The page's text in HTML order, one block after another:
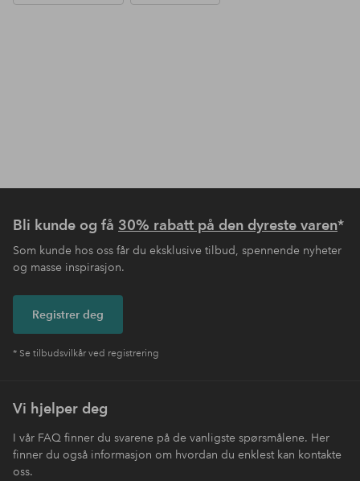
Bli kunde og få 30% rabatt på den dyreste varen*
Som kunde hos oss får du eksklusive tilbud, spennende nyheter
og masse inspirasjon.
Registrer deg
* Se tilbudsvilkår ved registrering
Vi hjelper deg
I vår FAQ finner du svarene på de vanligste spørsmålene. Her
finner du også informasjon om hvordan du enklest kan kontakte
oss.